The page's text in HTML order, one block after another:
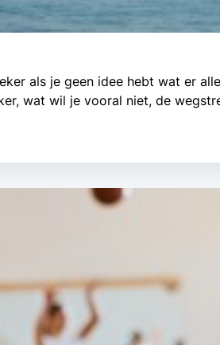
als je geen idee hebt wat er
wat wil je vooral niet, de